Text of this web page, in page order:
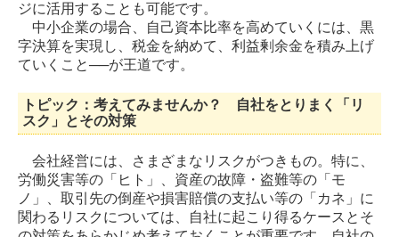
ジに活用することも可能です。
中小企業の場合、自己資本比率を高めていくには、黒
字決算を実現し、税金を納めて、利益剰余金を積み上げ
ていくこと──が王道です。
トピック：考えてみませんか？ 自社をとりまく「リ
スク」とその対策
会社経営には、さまざまなリスクがつきもの。特に、
労働災害等の「ヒト」、資産の故障・盗難等の「モ
ノ」、取引先の倒産や損害賠償の支払い等の「カネ」に
関わるリスクについては、自社に起こり得るケースとそ